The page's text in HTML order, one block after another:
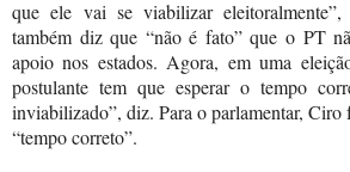
que ele vai se viabilizar eleitoralmente”,
também diz que “não é fato” que o PT
apoio nos estados. Agora, em uma
postulante tem que esperar o tempo
inviabilizado”, diz. Para o parlamentar, Ciro
“tempo correto”.